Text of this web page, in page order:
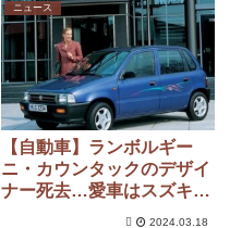
ニュース
【自動車】ランボルギー
ニ・カウンタックのデザイ
ナー死去…愛車はスズキの
2024.03.18